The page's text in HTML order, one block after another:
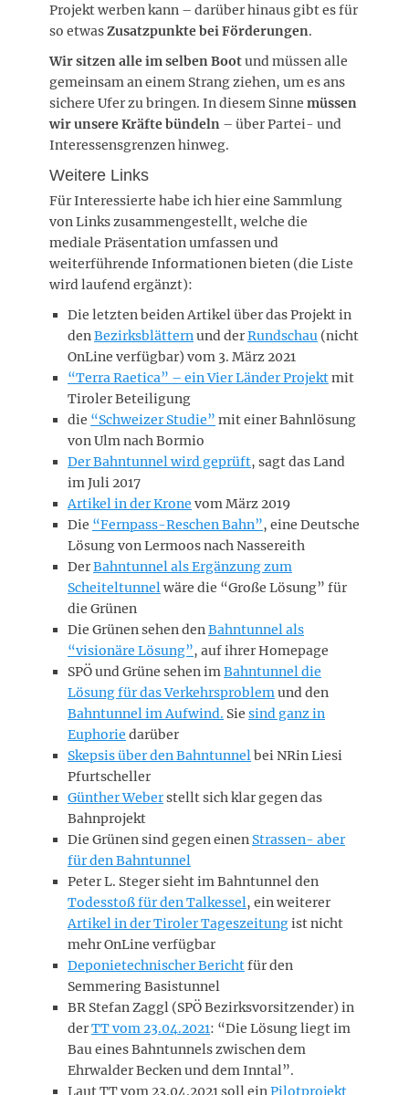
Projekt werben kann – darüber hinaus gibt es für
so etwasZusatzpunkte bei Förderungen.
Wir sitzen alle im selben Bootund müssen alle
gemeinsam an einem Strang ziehen, um es ans
sichere Ufer zu bringen. In diesem Sinne müssen
wir unsere Kräfte bündeln – über Partei- und
Interessensgrenzen hinweg.
Weitere Links
Für Interessierte habe ich hier eine Sammlung
von Links zusammengestellt, welche die
mediale Präsentation umfassen und
weiterführende Informationen bieten (die Liste
wird laufend ergänzt):
Die letzten beiden Artikel über das Projekt in
denBezirksblätternund derRundschau (nicht
OnLine verfügbar) vom 3. März 2021
“Terra Raetica” – ein Vier Länder Projektmit
Tiroler Beteiligung
die “Schweizer Studie” mit einer Bahnlösung
von Ulm nach Bormio
Der Bahntunnel wird geprüft, sagt das Land
im Juli 2017
Artikel in der Krone vom März 2019
Die “Fernpass-Reschen Bahn”, eine Deutsche
Lösung von Lermoos nach Nassereith
DerBahntunnel als Ergänzung zum
Scheiteltunnelwäre die “Große Lösung” für
die Grünen
Die Grünen sehen denBahntunnel als
“visionäre Lösung”, auf ihrer Homepage
SPÖ und Grüne sehen imBahntunnel die
Lösung für das Verkehrsproblemund den
Bahntunnel im Aufwind. Sie sind ganz in
Euphorie darüber
Skepsis über den Bahntunnelbei NRin Liesi
Pfurtscheller
Günther Weberstellt sich klar gegen das
Bahnprojekt
Die Grünen sind gegen einen Strassen- aber
für den Bahntunnel
Peter L. Steger sieht im Bahntunnel den
Todesstoß für den Talkessel, ein weiterer
Artikel in der Tiroler Tageszeitungist nicht
mehr OnLine verfügbar
Deponietechnischer Berichtfür den
Semmering Basistunnel
BR Stefan Zaggl (SPÖ Bezirksvorsitzender) in
derTT vom 23.04.2021: “Die Lösung liegt im
Bau eines Bahntunnels zwischen dem
Ehrwalder Becken und dem Inntal”.
Laut TT vom 23.04.2021 soll ein Pilotprojekt